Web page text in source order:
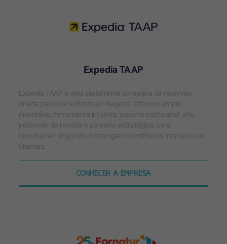
Expedia TAAP
Expedia TAAP é uma plataforma completa de reservas,
criada para consultores de viagens. Oferece amplo
inventário, ferramenta intuitiva, suporte multicanal, alto
potencial de receita e parceria estratégica para
impulsionar negócios e entregar experiências incríveis aos
clientes.
CONHECER A EMPRESA